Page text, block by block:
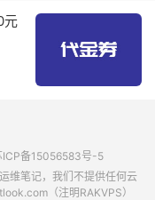
元
ICP备15056583号-5
维笔记，我们不提供任何云
（注明RAKVPS）